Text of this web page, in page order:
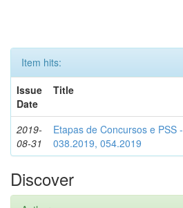
Item hits:
Issue
Date
Title
2019-
08-31
Etapas de Concursos e PSS -
038.2019, 054.2019
Discover